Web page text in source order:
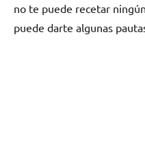
no te puede recetar
puede darte algunas